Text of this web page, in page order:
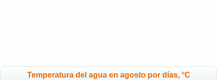
Temperatura del agua en agosto por días, °C